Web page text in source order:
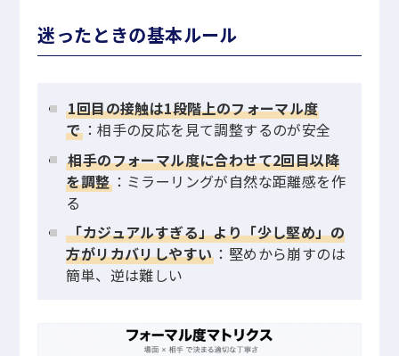
迷ったときの基本ルール
1回目の接触は1段階上のフォーマル度
で：相手の反応を見て調整するのが安全
相手のフォーマル度に合わせて2回目以降
を調整：ミラーリングが自然な距離感を作
る
「カジュアルすぎる」より「少し堅め」の
方がリカバリしやすい ：堅めから崩すのは
簡単、逆は難しい